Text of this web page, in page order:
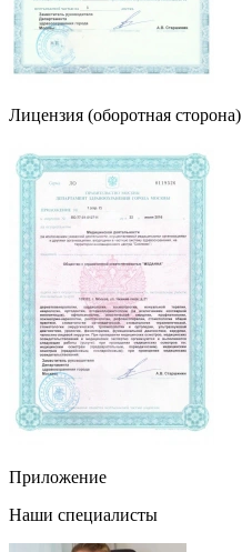
Лицензия (оборотная сторона)
Приложение
Наши специалисты